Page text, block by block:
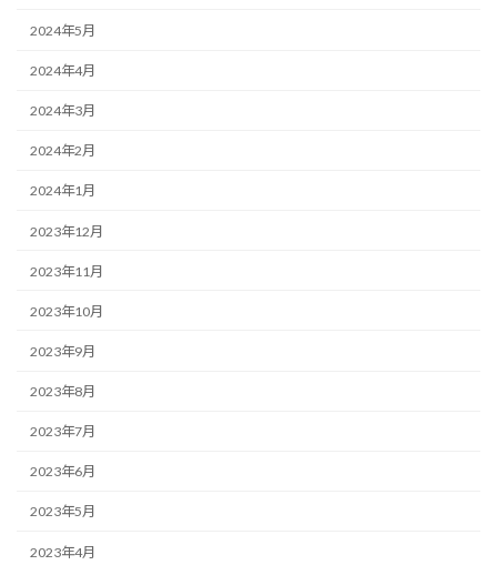
2024年5月
2024年4月
2024年3月
2024年2月
2024年1月
2023年12月
2023年11月
2023年10月
2023年9月
2023年8月
2023年7月
2023年6月
2023年5月
2023年4月